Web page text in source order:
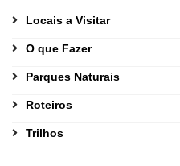
Locais a Visitar
O que Fazer
Parques Naturais
Roteiros
Trilhos